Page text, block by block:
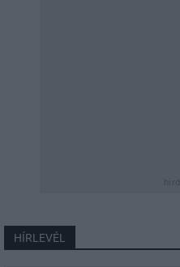
HÍRLEVÉL